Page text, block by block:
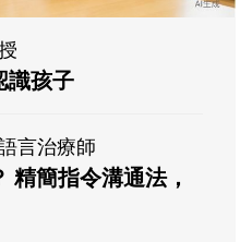
識孩子
言治療師
精簡指令溝通法，